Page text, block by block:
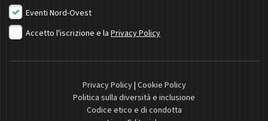
Eventi Nord-Ovest
Accetto l'iscrizione e la Privacy Policy
Privacy Policy| Cookie Policy
Politica sulla diversità e inclusione
Codice etico e di condotta